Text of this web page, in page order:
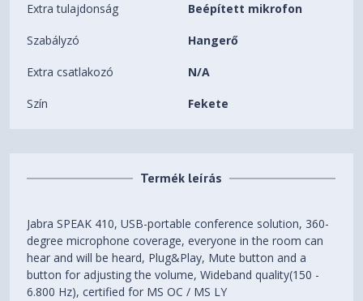
Extra tulajdonság Beépített mikrofon
Szabályzó Hangerő
Extra csatlakozó N/A
Szín Fekete
Termék leírás
Jabra SPEAK 410, USB-portable conference solution, 360-
degree microphone coverage, everyone in the room can
hear and will be heard, Plug&Play, Mute button and a
button for adjusting the volume, Wideband quality(150 -
6.800 Hz), certified for MS OC / MS LY